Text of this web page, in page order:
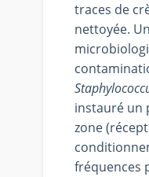
traces de
nettoyée.
instauré un
zone
fréquences